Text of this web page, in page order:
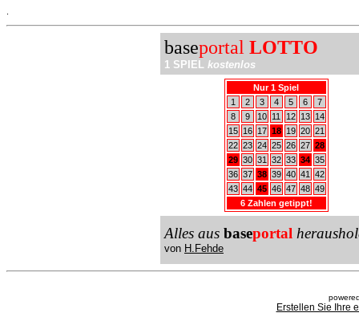
baseportal LOTTO
1 SPIEL kostenlos
Nur 1 Spiel
1
2 3 4 5 6
7
8
9 10 11 12 13
14
15
16 17 18 19 20 21
22 23 24 25 26 27 28
29 30 31 32 33 34 35
36 37 38 39 40 41
42
43 44 45 46 47 48 49
6 Zahlen getippt!
Alles aus baseportal
von H.Fehde
Erstellen Sie Ihre